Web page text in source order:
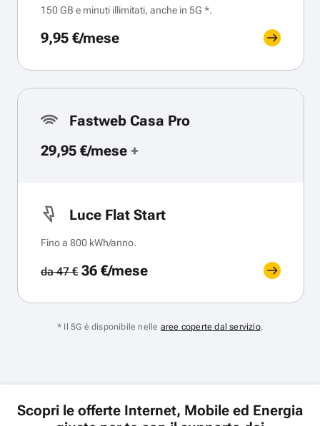
150 GB e minuti illimitati, anche in 5G *.
9,95 €/mese
Fastweb Casa Pro
29,95 €/mese +
Luce Flat Start
Fino a 800 kWh/anno.
da 47 €36 €/mese
* Il 5G è disponibile nelle aree coperte dal servizio.
Scopri le offerte Internet, Mobile ed Energia